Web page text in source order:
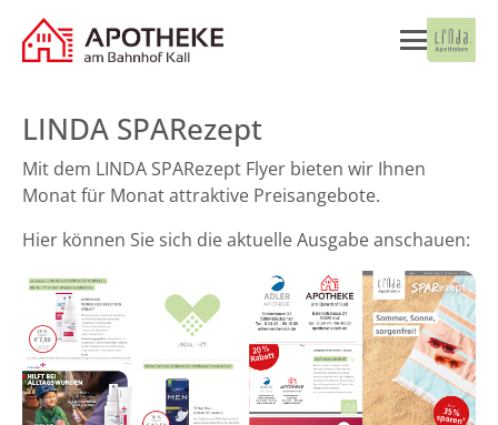
LINDA SPARezept
Mit dem LINDA SPARezept Flyer bieten wir Ihnen
Monat für Monat attraktive Preisangebote.
Hier können Sie sich die aktuelle Ausgabe anschauen: